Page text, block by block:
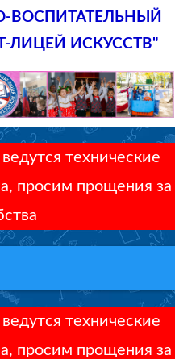
ВОСПИТАТЕЛЬНЫЙ
ЛИЦЕЙ ИСКУССТВ"
технические
просим прощения за
технические
просим прощения за